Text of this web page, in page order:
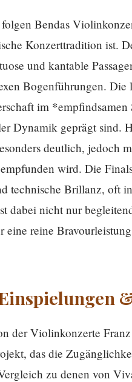
Bendas
Konzerttradition ist.
und kantable
Bogenführungen. Die
im
Dynamik geprägt sind.
deutlich, jedoch
wird. Die
technische Brillanz, oft
dabei nicht nur
eine reine
der Violinkonzerte
das die
zu denen von